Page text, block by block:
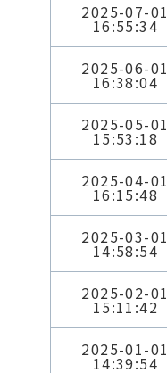
2025-07-01
16:55:34
2025-06-01
16:38:04
2025-05-01
15:53:18
2025-04-01
16:15:48
2025-03-01
14:58:54
2025-02-01
15:11:42
2025-01-01
14:39:54